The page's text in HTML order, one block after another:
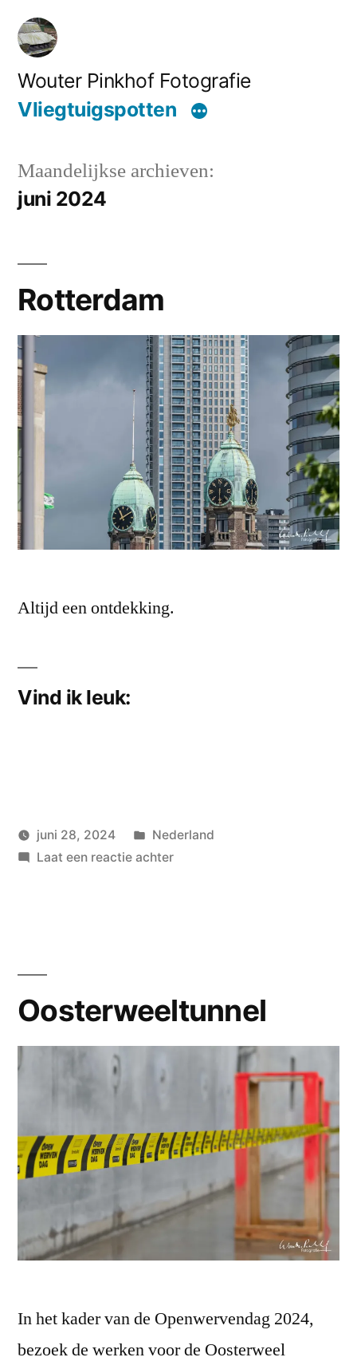
naar
inhoud
Wouter Pinkhof Fotografie
Vliegtuigspotten
Maandelijkse archieven:
juni 2024
Rotterdam
Altijd een ontdekking.
Vind ik leuk:
Geplaatst
wouterpinkhof
juni 28, 2024
Geplaatst
in
Nederland
Laat een reactie achterop
Oosterweeltunnel
In het kader van de Openwervendag 2024,
bezoek de werken voor de Oosterweel